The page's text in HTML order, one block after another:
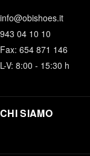
info@obishoes.it
943 04 10 10
Fax: 654 871 146
L-V: 8:00 - 15:30 h
CHI SIAMO